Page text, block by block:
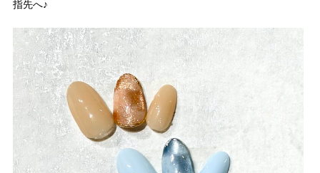
指先へ♪